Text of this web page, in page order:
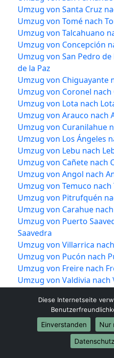
Umzug von Santa Cruz
Umzug von Tomé nach
Umzug von Talcahuano
Umzug von Concepción
Umzug von San Pedro de
de la Paz
Umzug von Chiguayante
Umzug von Coronel nach
Umzug von Lota nach
Umzug von Arauco nach
Umzug von Curanilahue
Umzug von Los Ángeles
Umzug von Lebu nach
Umzug von Cañete nach
Umzug von Angol nach
Umzug von Temuco nach
Umzug von Pitrufquén
Umzug von Carahue
Umzug von Puerto
Saavedra
Umzug von Villarrica
Umzug von Pucón nach
Umzug von Freire nach
Umzug von Valdivia nach
Umzug von Lanco nach
Umzug von Los Lagos
Umzug von Mariquina
Umzug von Máfil nach
Umzug von Paillaco nach
Diese Internetseite
Einverstanden
Nur